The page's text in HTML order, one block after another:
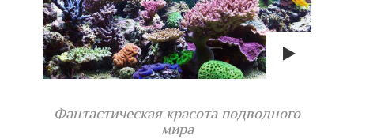
Фантастическая красота подводного
мира